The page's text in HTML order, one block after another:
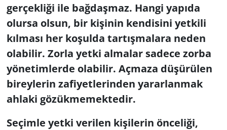
gerçekliği ile bağdaşmaz. Hangi yapıda
olursa olsun, bir kişinin kendisini yetkili
kılması her koşulda tartışmalara neden
olabilir. Zorla yetki almalar sadece zorba
yönetimlerde olabilir. Açmaza düşürülen
bireylerin zafiyetlerinden yararlanmak
ahlaki gözükmemektedir.
Seçimle yetki verilen kişilerin önceliği,